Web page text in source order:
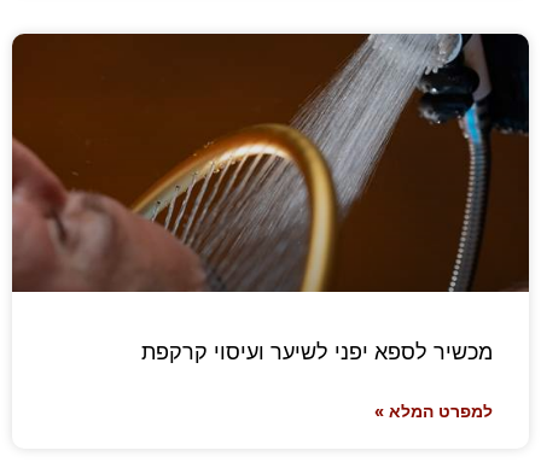
מכשיר לספא יפני לשיער ועיסוי קרקפת
למפרט המלא »